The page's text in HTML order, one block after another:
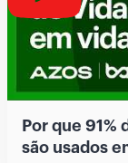
Por que 91%
são usados